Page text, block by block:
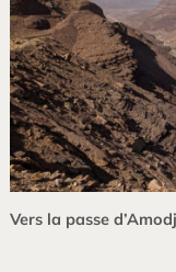
Vers la passe